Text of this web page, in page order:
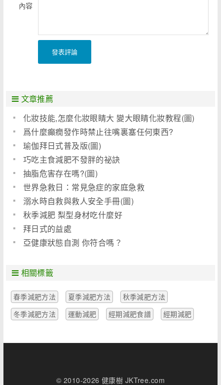
內容
發表評論
文章推薦
化妝技能,怎麼化妝眼睛大 變大眼睛化妝教程(圖)
爲什麼癲癇發作時禁止往嘴裏塞任何東西?
瑜伽拜日式普及版(圖)
巧吃主食減肥不發胖的祕訣
抽脂危害存在嗎?(圖)
世界急救日：常見急症的家庭急救
溺水時自救與救人安全手冊(圖)
秋季減肥 梨型身材吃什麼好
拜日式的益處
亞健康狀態自測 你符合嗎？
相關標籤
春季減肥方法 夏季減肥方法
秋季減肥方法
冬季減肥方法
運動減肥 經期減肥食譜 經期減肥
© 2010-2026 健康樹 JKTree.com